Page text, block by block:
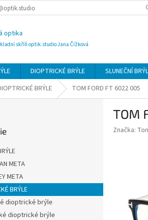
optika
skříň optik.studio Jana Čížková
DIOPTRICKÉ BRÝLE SLUNEČNÍ
BRÝLE TOM FORD FT 6022 005
META
META
BRÝLE
dioptrické brýle
dioptrické brýle
TOM
Značka: